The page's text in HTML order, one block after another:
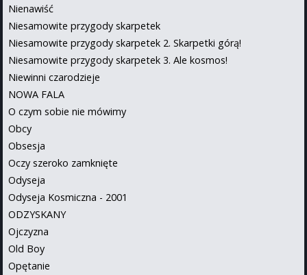
Nienawiść
Niesamowite przygody skarpetek
Niesamowite przygody skarpetek 2. Skarpetki górą!
Niesamowite przygody skarpetek 3. Ale kosmos!
Niewinni czarodzieje
NOWA FALA
O czym sobie nie mówimy
Obcy
Obsesja
Oczy szeroko zamknięte
Odyseja
Odyseja Kosmiczna - 2001
ODZYSKANY
Ojczyzna
Old Boy
Opętanie